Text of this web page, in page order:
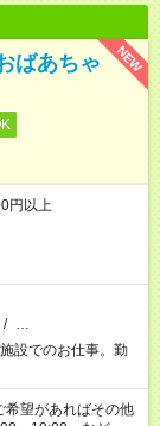
NEW
ばあちゃ
円以上
/ …
設でのお仕事。勤